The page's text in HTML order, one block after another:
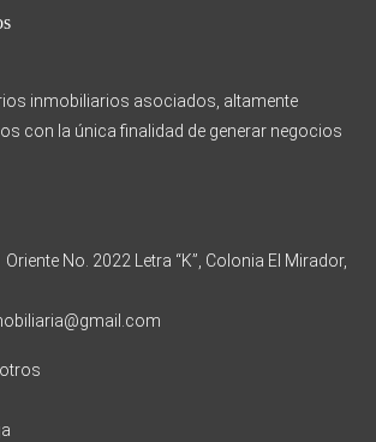
inmobiliarios asociados, altamente
con la única finalidad de generar negocios
Oriente No. 2022 Letra “K”, Colonia El Mirador,